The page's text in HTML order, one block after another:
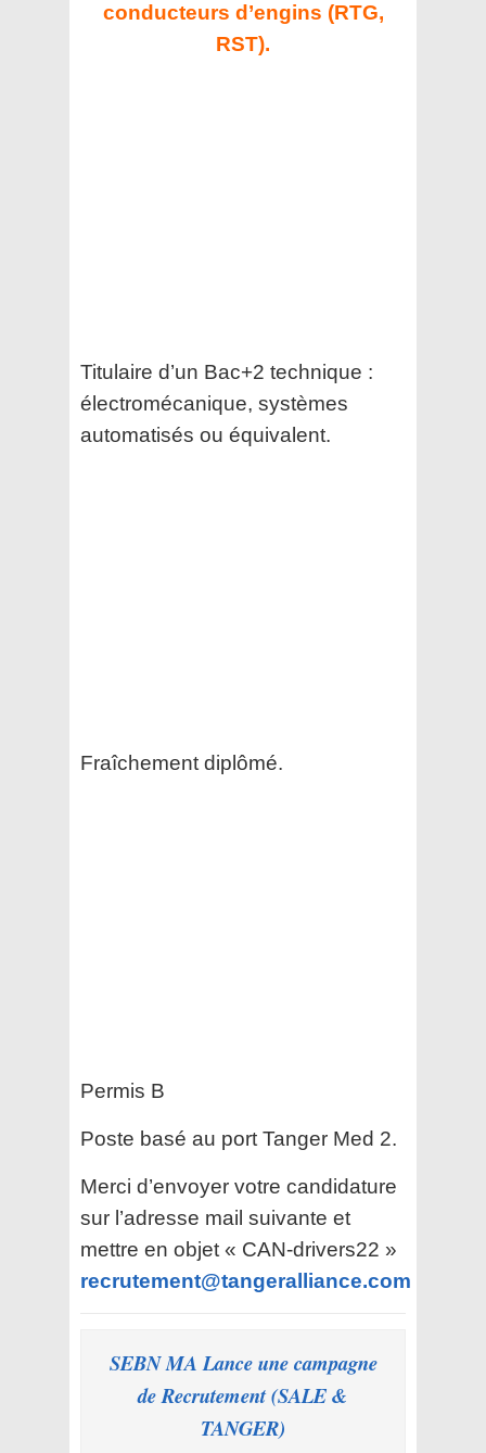
conducteurs d’engins (RTG,
RST).
Titulaire d’un Bac+2 technique :
électromécanique, systèmes
automatisés ou équivalent.
Fraîchement diplômé.
Permis B
Poste basé au port Tanger Med 2.
Merci d’envoyer votre candidature
sur l’adresse mail suivante et
mettre en objet « CAN-drivers22 »
recrutement@tangeralliance.com
SEBN MA Lance une campagne
de Recrutement (SALE &
TANGER)